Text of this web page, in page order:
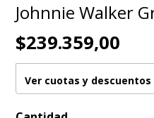
Johnnie Walker
$239.359,00
Ver cuotas y descuentos